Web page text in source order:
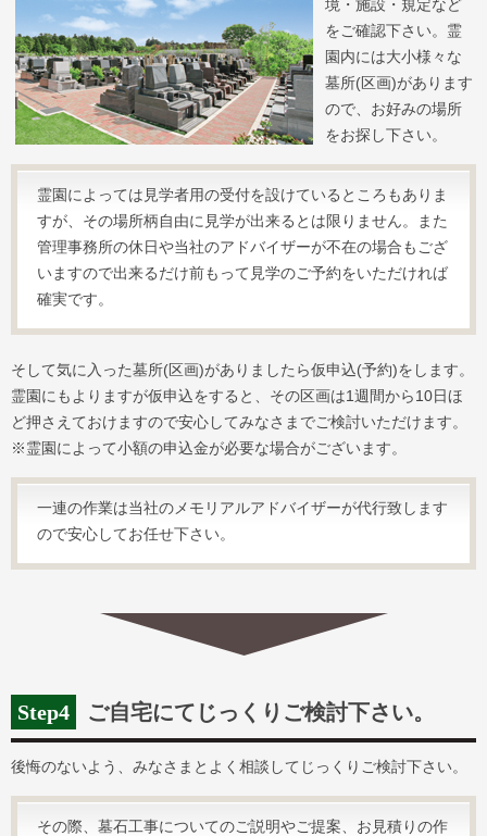
境・施設・規定など
をご確認下さい。霊
園内には大小様々な
墓所(区画)があります
ので、お好みの場所
をお探し下さい。
霊園によっては見学者用の受付を設けているところもありま
すが、その場所柄自由に見学が出来るとは限りません。また
管理事務所の休日や当社のアドバイザーが不在の場合もござ
いますので出来るだけ前もって見学のご予約をいただければ
確実です。
そして気に入った墓所(区画)がありましたら仮申込(予約)をします。
霊園にもよりますが仮申込をすると、その区画は1週間から10日ほ
ど押さえておけますので安心してみなさまでご検討いただけます。
※霊園によって小額の申込金が必要な場合がございます。
一連の作業は当社のメモリアルアドバイザーが代行致します
ので安心してお任せ下さい。
Step4 ご自宅にてじっくりご検討下さい。
後悔のないよう、みなさまとよく相談してじっくりご検討下さい。
その際、墓石工事についてのご説明やご提案、お見積りの作